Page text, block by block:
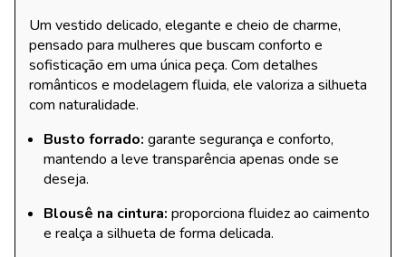
Um vestido delicado, elegante e cheio de charme,
pensado para mulheres que buscam conforto e
sofisticação em uma única peça. Com detalhes
românticos e modelagem fluida, ele valoriza a silhueta
com naturalidade.
Busto forrado: garante segurança e conforto,
mantendo a leve transparência apenas onde se
deseja.
Blousê na cintura: proporciona fluidez ao caimento
e realça a silhueta de forma delicada.